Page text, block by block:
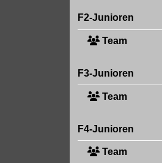
F2-Junioren
Team
F3-Junioren
Team
F4-Junioren
Team